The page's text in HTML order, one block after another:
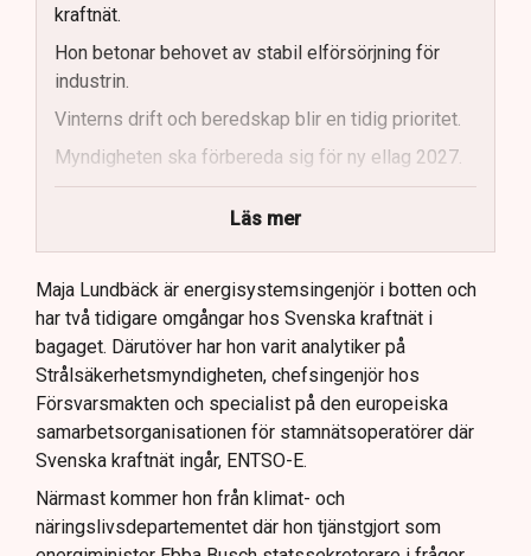
kraftnät.
Hon betonar behovet av stabil elförsörjning för
industrin.
Vinterns drift och beredskap blir en tidig prioritet.
Myndigheten ska förbereda sig för ny ellag 2027.
Maja Lundbäck vill se en mer proaktiv
Läs mer
Maja Lundbäck är energisystemsingenjör i botten och
har två tidigare omgångar hos Svenska kraftnät i
bagaget. Därutöver har hon varit analytiker på
Strålsäkerhetsmyndigheten, chefsingenjör hos
Försvarsmakten och specialist på den europeiska
samarbetsorganisationen för stamnätsoperatörer där
Svenska kraftnät ingår, ENTSO-E.
Närmast kommer hon från klimat- och
näringslivsdepartementet där hon tjänstgjort som